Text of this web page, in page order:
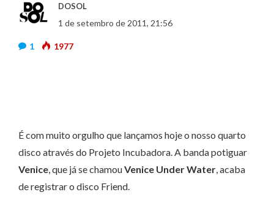
DOSOL
1 de setembro de 2011, 21:56
1 1977
É com muito orgulho que lançamos hoje o nosso quarto
disco através do Projeto Incubadora. A banda potiguar
Venice, que já se chamouVenice Under Water, acaba
de registrar o disco Friend.